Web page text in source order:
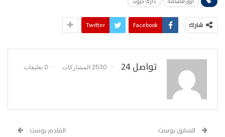
شارك Facebook
Twitter
تواصل 24 2530 المشاركات 0 تعليقات
السابق بوست القادم بوست